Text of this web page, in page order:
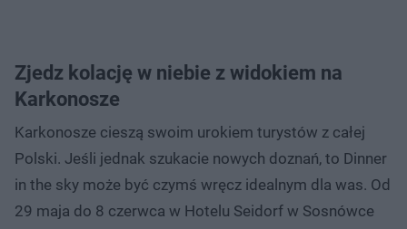
Zjedz kolację w niebie z widokiem na
Karkonosze
Karkonosze cieszą swoim urokiem turystów z całej
Polski. Jeśli jednak szukacie nowych doznań, to Dinner
in the sky może być czymś wręcz idealnym dla was. Od
29 maja do 8 czerwca w Hotelu Seidorf w Sosnówce